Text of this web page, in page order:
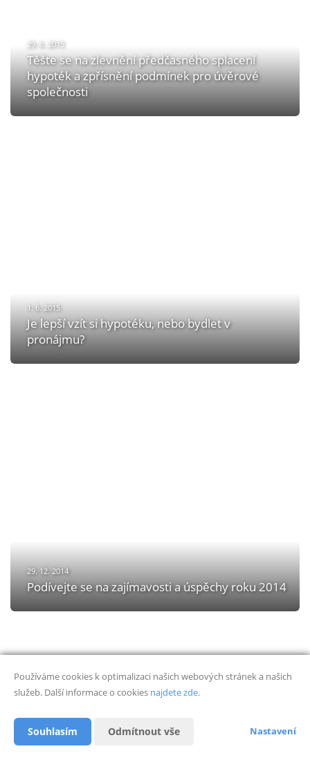
29. 6. 2015
Těšte se na zlevnění předčasného splacení
hypoték a zpřísnění podmínek pro úvěrové
společnosti
1. 6. 2015
Je lepší vzít si hypotéku, nebo bydlet v
pronájmu?
29. 12. 2014
Podívejte se na zajímavosti a úspěchy roku 2014
Používáme cookies k optimalizaci našich webových stránek a našich
služeb. Další informace o cookies najdete zde.
Souhlasím Odmítnout vše Nastavení